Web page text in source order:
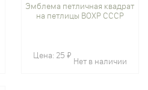
Эмблема петличная квадрат
на петлицы ВОХР СССР
Цена: 25 ₽
Нет в наличии